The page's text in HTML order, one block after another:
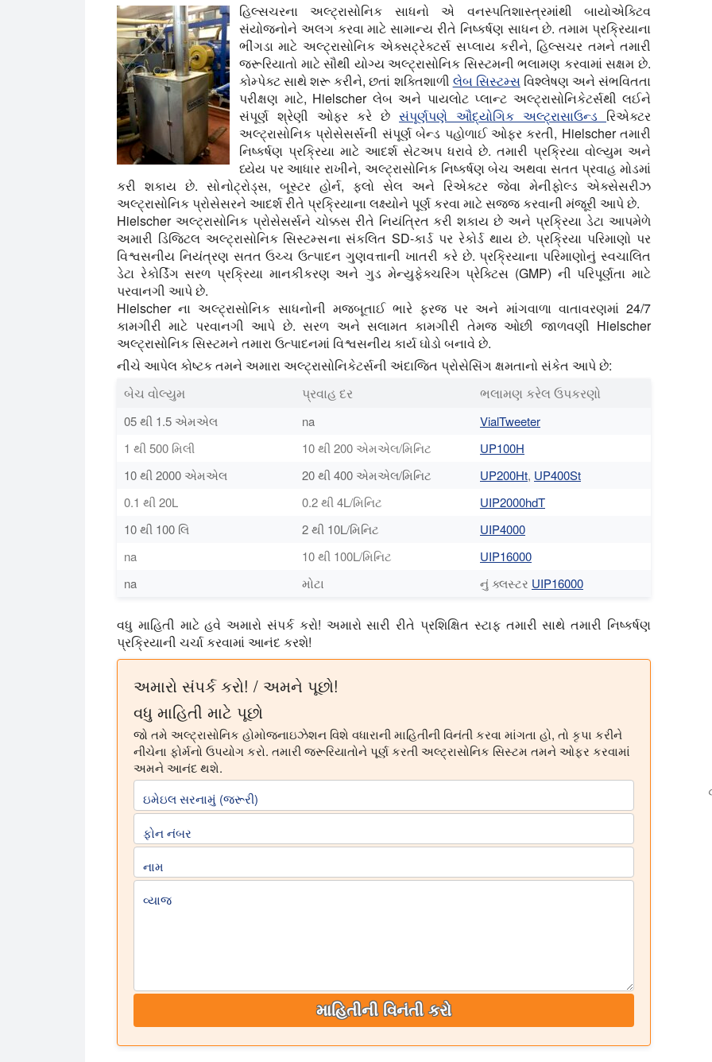
હિલ્સચરના અલ્ટ્રાસોનિક સાધનો એ વનસ્પતિશાસ્ત્રમાંથી બાયોએક્ટિવ
સંયોજનોને અલગ કરવા માટે સામાન્ય રીતે નિષ્કર્ષણ સાધન છે. તમામ પ્રક્રિયાના
ભીંગડા માટે અલ્ટ્રાસોનિક એક્સટ્રેક્ટર્સ સપ્લાય કરીને, હિલ્સચર તમને તમારી
જરૂરિયાતો માટે સૌથી યોગ્ય અલ્ટ્રાસોનિક સિસ્ટમની ભલામણ કરવામાં સક્ષમ છે.
કોમ્પેક્ટ સાથે શરૂ કરીને, છતાં શક્તિશાળી લેબ સિસ્ટમ્સવિશ્લેષણ અને સંભવિતતા
પરીક્ષણ માટે, Hielscher લેબ અને પાયલોટ પ્લાન્ટ અલ્ટ્રાસોનિકેટર્સથી લઈને
સંપૂર્ણ શ્રેણી ઓફર કરે છે સંપૂર્ણપણે ઔદ્યોગિક અલ્ટ્રાસાઉન્ડ રિએક્ટર
અલ્ટ્રાસોનિક પ્રોસેસર્સની સંપૂર્ણ બેન્ડ પહોળાઈ ઓફર કરતી, Hielscher તમારી
નિષ્કર્ષણ પ્રક્રિયા માટે આદર્શ સેટઅપ ધરાવે છે. તમારી પ્રક્રિયા વોલ્યુમ અને
ધ્યેય પર આધાર રાખીને, અલ્ટ્રાસોનિક નિષ્કર્ષણ બેચ અથવા સતત પ્રવાહ મોડમાં
કરી શકાય છે. સોનોટ્રોડ્સ, બૂસ્ટર હોર્ન, ફ્લો સેલ અને રિએક્ટર જેવા મેનીફોલ્ડ એક્સેસરીઝ
અલ્ટ્રાસોનિક પ્રોસેસરને આદર્શ રીતે પ્રક્રિયાના લક્ષ્યોને પૂર્ણ કરવા માટે સજ્જ કરવાની મંજૂરી આપે છે.
Hielscher અલ્ટ્રાસોનિક પ્રોસેસર્સને ચોક્કસ રીતે નિયંત્રિત કરી શકાય છે અને પ્રક્રિયા ડેટા આપમેળે
અમારી ડિજિટલ અલ્ટ્રાસોનિક સિસ્ટમ્સના સંકલિત SD-કાર્ડ પર રેકોર્ડ થાય છે. પ્રક્રિયા પરિમાણો પર
વિશ્વસનીય નિયંત્રણ સતત ઉચ્ચ ઉત્પાદન ગુણવત્તાની ખાતરી કરે છે. પ્રક્રિયાના પરિમાણોનું સ્વચાલિત
ડેટા રેકોર્ડિંગ સરળ પ્રક્રિયા માનકીકરણ અને ગુડ મેન્યુફેક્ચરિંગ પ્રેક્ટિસ (GMP) ની પરિપૂર્ણતા માટે
પરવાનગી આપે છે.
Hielscher ના અલ્ટ્રાસોનિક સાધનોની મજબૂતાઈ ભારે ફરજ પર અને માંગવાળા વાતાવરણમાં 24/7
કામગીરી માટે પરવાનગી આપે છે. સરળ અને સલામત કામગીરી તેમજ ઓછી જાળવણી Hielscher
અલ્ટ્રાસોનિક સિસ્ટમને તમારા ઉત્પાદનમાં વિશ્વસનીય કાર્ય ઘોડો બનાવે છે.
નીચે આપેલ કોષ્ટક તમને અમારા અલ્ટ્રાસોનિકેટર્સની અંદાજિત પ્રોસેસિંગ ક્ષમતાનો સંકેત આપે છે:
બેચ વોલ્યુમ
પ્રવાહ દર ભલામણ કરેલ ઉપકરણો
05 થી 1.5 એમએલ na
VialTweeter
1 થી 500 મિલી
10 થી 200 એમએલ/મિનિટ
UP100H
10 થી 2000 એમએલ
20 થી 400 એમએલ/મિનિટ UP200Ht, UP400St
0.1 થી 20L
0.2 થી 4L/મિનિટ
UIP2000hdT
10 થી 100 લિ
2 થી 10L/મિનિટ
UIP4000
na
10 થી 100L/મિનિટ
UIP16000
na
મોટા નું ક્લસ્ટર UIP16000
વધુ માહિતી માટે હવે અમારો સંપર્ક કરો! અમારો સારી રીતે પ્રશિક્ષિત સ્ટાફ તમારી સાથે તમારી નિષ્કર્ષણ
પ્રક્રિયાની ચર્ચા કરવામાં આનંદ કરશે!
અમારો સંપર્ક કરો! / અમને પૂછો!
વધુ માહિતી માટે પૂછો
જો તમે અલ્ટ્રાસોનિક હોમોજનાઇઝેશન વિશે વધારાની માહિતીની વિનંતી કરવા માંગતા હો, તો કૃપા કરીને
નીચેના ફોર્મનો ઉપયોગ કરો. તમારી જરૂરિયાતોને પૂર્ણ કરતી અલ્ટ્રાસોનિક સિસ્ટમ તમને ઓફર કરવામાં
અમને આનંદ થશે.
ઇમેઇલ સરનામું (જરૂરી)
ફોન નંબર
નામ
વ્યાજ
માહિતીની વિનંતી કરો